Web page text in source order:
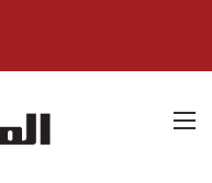
القائمة